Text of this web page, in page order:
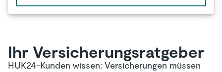
Ihr Versicherungsratgeber
HUK24-Kunden wissen: Versicherungen müssen